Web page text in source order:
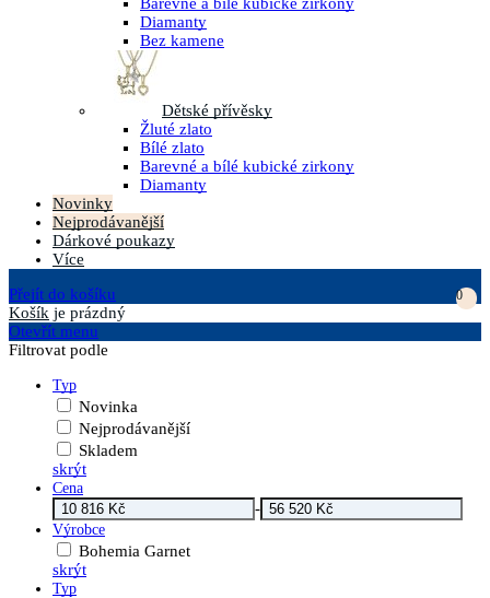
Diamanty
Bez kamene
Dětské přívěsky
Žluté zlato
Bílé zlato
Barevné a bílé kubické zirkony
Diamanty
Novinky
Nejprodávanější
Dárkové poukazy
Více
Přejít do košíku
0
Košík je prázdný
Otevřít menu
Filtrovat podle
Typ
Novinka
Nejprodávanější
Skladem
skrýt
Cena
-
Výrobce
Bohemia Garnet
skrýt
Typ